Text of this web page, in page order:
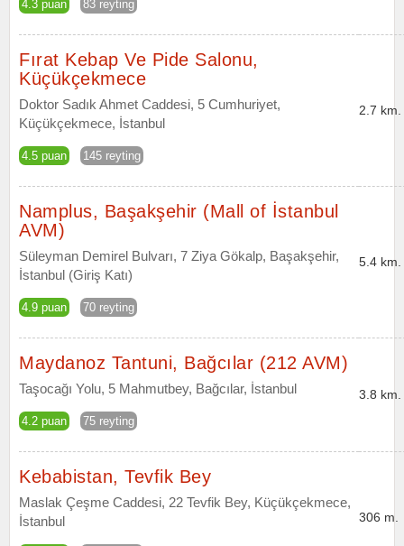
4.3 puan 83 reyting
Fırat Kebap Ve Pide Salonu,
Küçükçekmece
Doktor Sadık Ahmet Caddesi, 5 Cumhuriyet,
Küçükçekmece, İstanbul
4.5 puan 145 reyting
2.7 km.
Namplus, Başakşehir (Mall of İstanbul
AVM)
Süleyman Demirel Bulvarı, 7 Ziya Gökalp, Başakşehir,
İstanbul (Giriş Katı)
4.9 puan 70 reyting
5.4 km.
Maydanoz Tantuni, Bağcılar (212 AVM)
Taşocağı Yolu, 5 Mahmutbey, Bağcılar, İstanbul
4.2 puan 75 reyting
3.8 km.
Kebabistan, Tevfik Bey
Maslak Çeşme Caddesi, 22 Tevfik Bey, Küçükçekmece,
İstanbul
306 m.